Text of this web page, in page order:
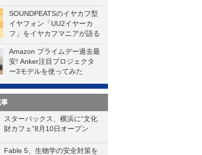
SOUNDPEATSのイヤカフ型
イヤフォン「UU2イヤーカ
フ」をイヤカフマニアが語る
Amazon プライムデー過去最
安! Anker注目プロジェクタ
ー3モデルを使ってみた
スターバックス、横浜に“文化
財カフェ”8月10日オープン
Fable 5、生物学の安全対策を